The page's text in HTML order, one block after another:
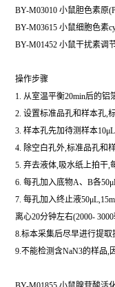
BY-M03010 小鼠胆色素原
BY-M03615 小鼠细胞色素
BY-M01452 小鼠干扰素调
操作步骤
1. 从室温平衡20min后的
2. 设置标准品孔和样本孔,
3. 样本孔先加待测样本
4. 除空白孔外,标准品孔和
5. 弃去液体,吸水纸上拍干,
6. 每孔加入底物A、B各
7. 每孔加入终止液
离心20分钟左右(2000-
8.标本采集后尽早进行提
9.不能检测含NaN3的样品,